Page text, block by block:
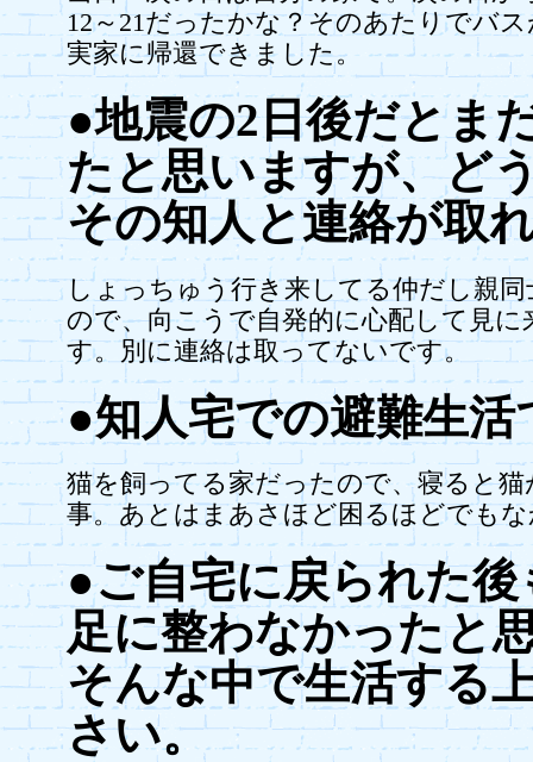
12～21だったかな？そのあたりでバ
実家に帰還できました。
●地震の2日後だとま
たと思いますが、ど
その知人と連絡が取
しょっちゅう行き来してる仲だし親
ので、向こうで自発的に心配して見
す。別に連絡は取ってないです。
●知人宅での避難生
猫を飼ってる家だったので、寝ると
事。あとはまあさほど困るほどでも
●ご自宅に戻られた
足に整わなかったと
そんな中で生活する
さい。